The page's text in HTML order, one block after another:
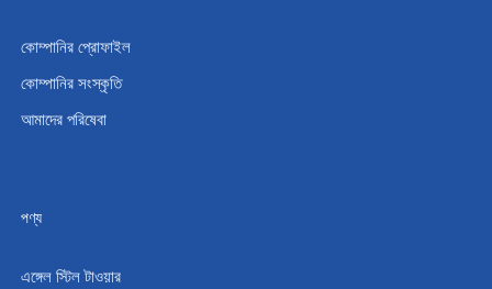
কোম্পানির প্রোফাইল
কোম্পানির সংস্কৃতি
আমাদের পরিষেবা
পণ্য
এঙ্গেল স্টিল টাওয়ার